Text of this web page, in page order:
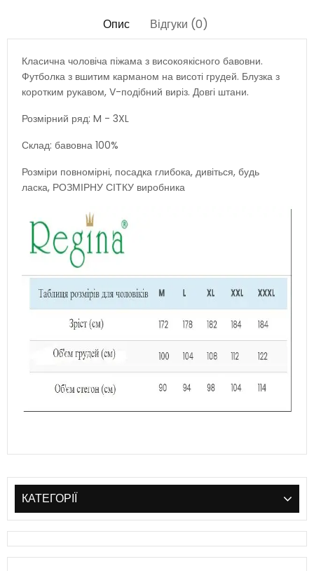
Опис Відгуки (0)
Класична чоловіча піжама з високоякісного бавовни.
Футболка з вшитим карманом на висоті грудей. Блузка з
коротким рукавом, V-подібний виріз. Довгі штани.
Розмірний ряд: M - 3XL
Склад: бавовна 100%
Розміри повномірні, посадка глибока, дивіться, будь
ласка, РОЗМІРНУ СІТКУ виробника
КАТЕГОРІЇ